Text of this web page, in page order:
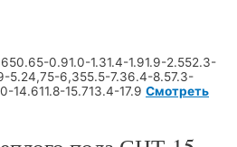
0.65-0.91.0-1.31.4-1.91.9-2.552.3-
5.24,75-6,355.5-7.36.4-8.57.3-
14.611.8-15.713.4-17.9 Смотреть